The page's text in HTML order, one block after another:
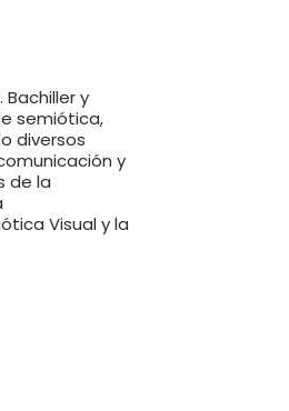
y
semiótica,
diversos
y
de la
Visual y la